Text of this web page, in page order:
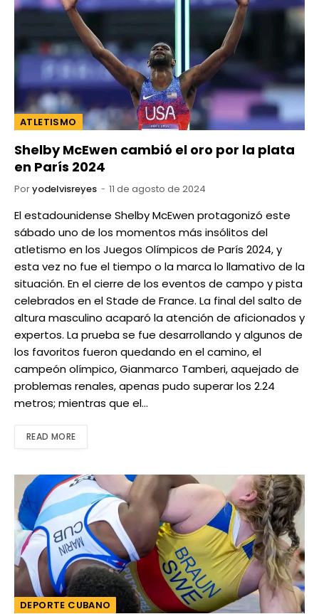
ATLETISMO
Shelby McEwen cambió el oro por la plata
en París 2024
Poryodelvisreyes 11 de agosto de 2024
El estadounidense Shelby McEwen protagonizó este
sábado uno de los momentos más insólitos del
atletismo en los Juegos Olímpicos de París 2024, y
esta vez no fue el tiempo o la marca lo llamativo de la
situación. En el cierre de los eventos de campo y pista
celebrados en el Stade de France. La final del salto de
altura masculino acaparó la atención de aficionados y
expertos. La prueba se fue desarrollando y algunos de
los favoritos fueron quedando en el camino, el
campeón olímpico, Gianmarco Tamberi, aquejado de
problemas renales, apenas pudo superar los 2.24
metros; mientras que el…
READ MORE
DEPORTE CUBANO